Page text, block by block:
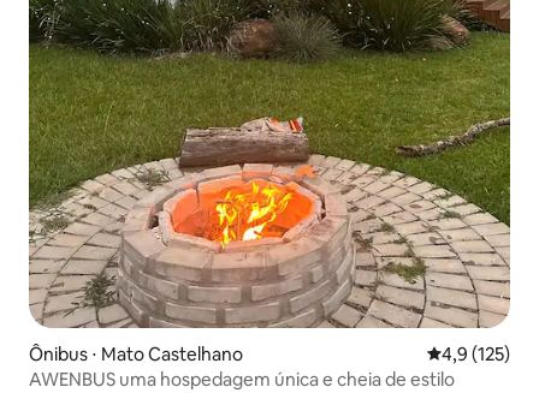
Ônibus ⋅ Mato Castelhano 4,9 de uma
4,9 (125)
AWENBUS uma hospedagem única e cheia de estilo